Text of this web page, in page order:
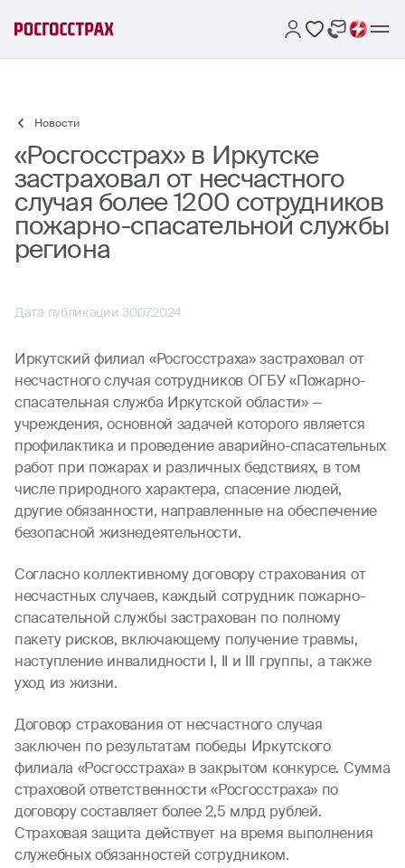
Новости
«Росгосстрах» в Иркутске
застраховал от несчастного
случая более 1200 сотрудников
пожарно-спасательной службы
региона
Дата публикации 30.07.2024
Иркутский филиал «Росгосстраха» застраховал от
несчастного случая сотрудников ОГБУ «Пожарно-
спасательная служба Иркутской области» —
учреждения, основной задачей которого является
профилактика и проведение аварийно-спасательных
работ при пожарах и различных бедствиях, в том
числе природного характера, спасение людей,
другие обязанности, направленные на обеспечение
безопасной жизнедеятельности.
Согласно коллективному договору страхования от
несчастных случаев, каждый сотрудник пожарно-
спасательной службы застрахован по полному
пакету рисков, включающему получение травмы,
наступление инвалидности I, II и III группы, а также
уход из жизни.
Договор страхования от несчастного случая
заключен по результатам победы Иркутского
филиала «Росгосстраха» в закрытом конкурсе. Сумма
страховой ответственности «Росгосстраха» по
договору составляет более 2,5 млрд рублей.
Страховая защита действует на время выполнения
служебных обязанностей сотрудником.